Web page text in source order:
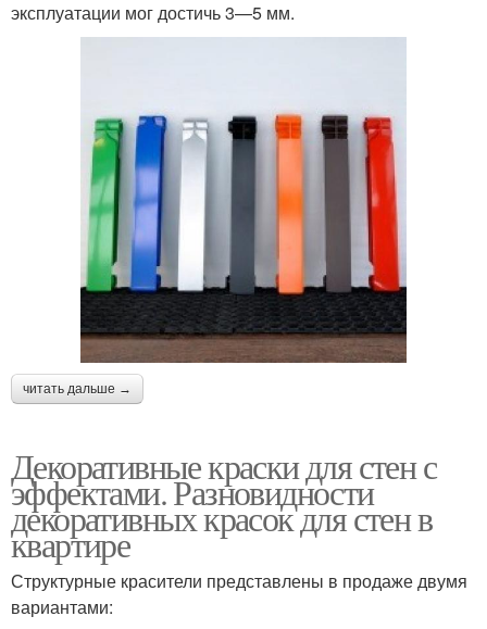
эксплуатации мог достичь 3—5 мм.
читать дальше →
Декоративные краски для стен с
эффектами. Разновидности
декоративных красок для стен в
квартире
Структурные красители представлены в продаже двумя
вариантами: